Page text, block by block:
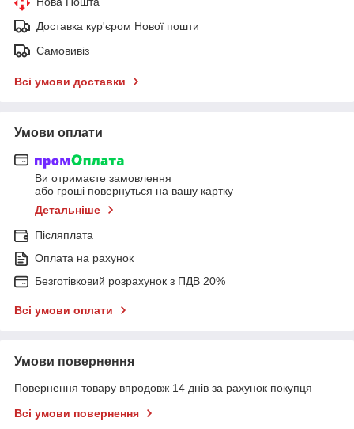
Доставка кур'єром Нової пошти
Самовивіз
Всі умови доставки
Умови оплати
Ви отримаєте замовлення
або гроші повернуться на вашу картку
Детальніше
Післяплата
Оплата на рахунок
Безготівковий розрахунок з ПДВ 20%
Всі умови оплати
Умови повернення
Повернення товару впродовж 14 днів за рахунок покупця
Всі умови повернення